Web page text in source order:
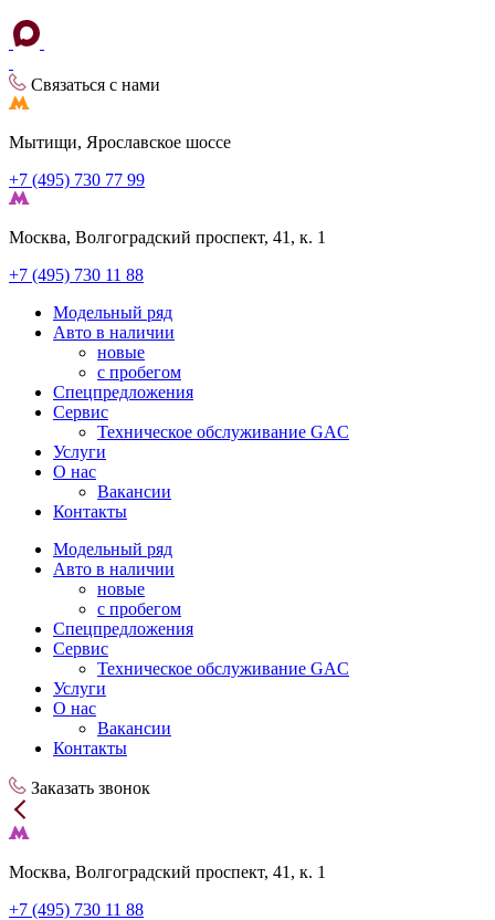
Связаться с нами
Мытищи, Ярославское шоссе
+7 (495) 730 77 99
Москва, Волгоградский проспект, 41, к. 1
+7 (495) 730 11 88
Модельный ряд
Авто в наличии
новые
с пробегом
Спецпредложения
Сервис
Техническое обслуживание GAC
Услуги
О нас
Вакансии
Контакты
Модельный ряд
Авто в наличии
новые
с пробегом
Спецпредложения
Сервис
Техническое обслуживание GAC
Услуги
О нас
Вакансии
Контакты
Заказать звонок
Москва, Волгоградский проспект, 41, к. 1
+7 (495) 730 11 88